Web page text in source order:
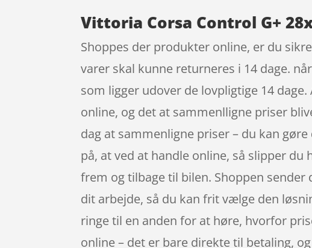
Vittoria Corsa Control G+
Shoppes der produkter online, er du
varer skal kunne returneres i 14 dage.
som ligger udover de lovpligtige 14
online, og det at sammenlligne priser
dag at sammenligne priser – du kan
på, at ved at handle online, så slipper
frem og tilbage til bilen. Shoppen
dit arbejde, så du kan frit vælge den
ringe til en anden for at høre, hvorfor
online – det er bare direkte til betaling,